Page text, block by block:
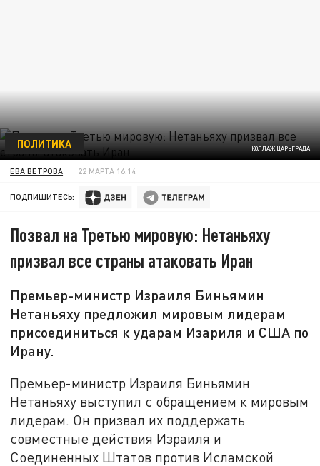
КОЛЛАЖ ЦАРЬГРАДА
ПОЛИТИКА
ЕВА ВЕТРОВА 22 МАРТА 16:14
ПОДПИШИТЕСЬ:
Позвал на Третью мировую: Нетаньяху
призвал все страны атаковать Иран
Премьер-министр Израиля Биньямин
Нетаньяху предложил мировым лидерам
присоединиться к ударам Изариля и США по
Ирану.
Премьер-министр Израиля Биньямин
Нетаньяху выступил с обращением к мировым
лидерам. Он призвал их поддержать
совместные действия Израиля и
Соединенных Штатов против Исламской